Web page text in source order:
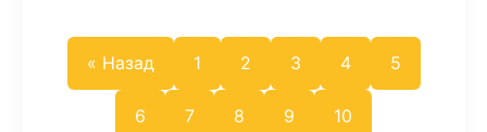
« Назад 1 2 3 4 5
6 7 8 9 10